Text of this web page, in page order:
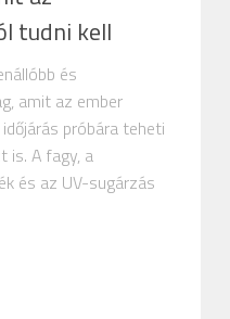
tudni kell
és
amit az ember
próbára teheti
is. A fagy, a
és az UV-sugárzás